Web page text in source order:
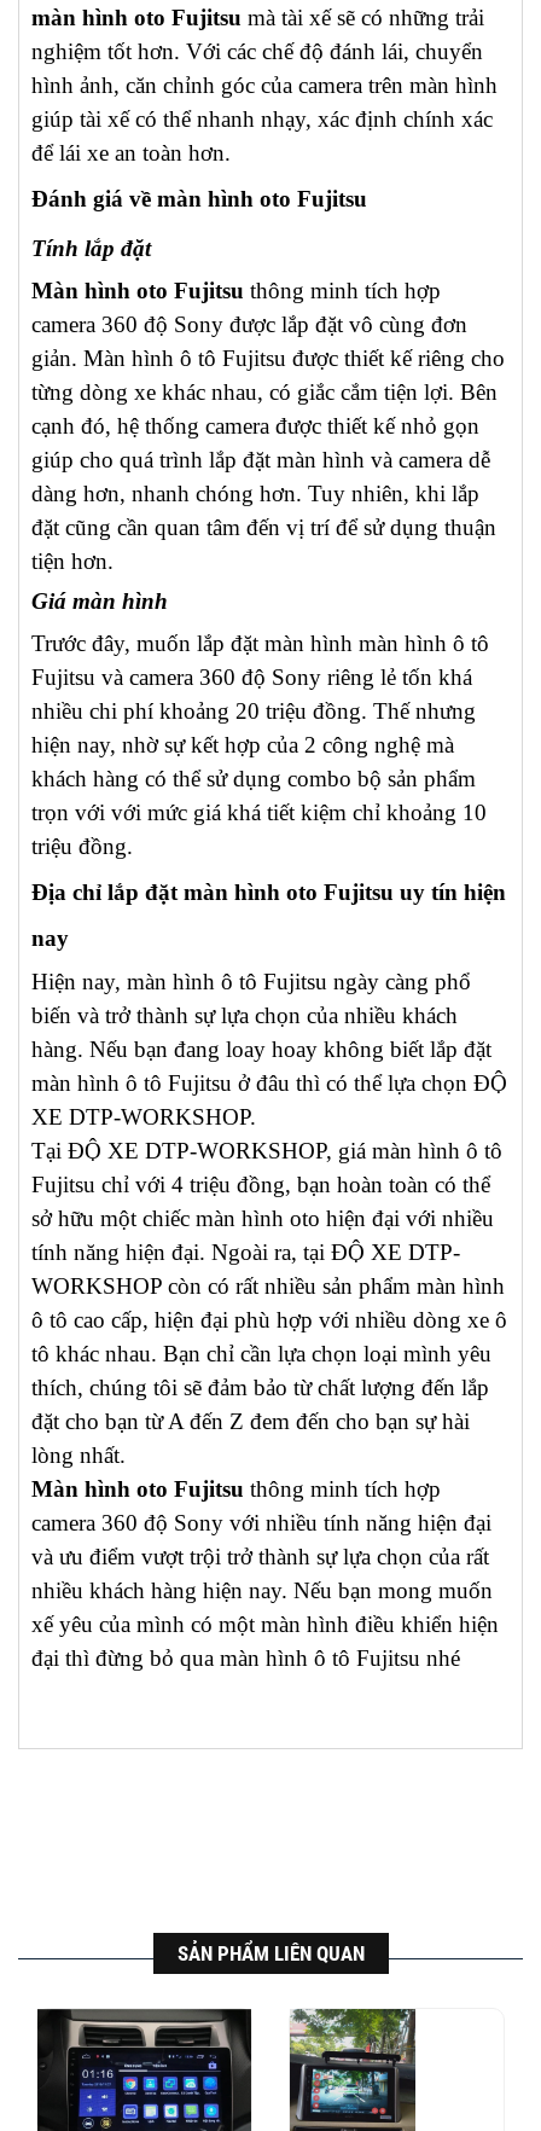
màn hình oto Fujitsu mà tài xế sẽ có những trải
nghiệm tốt hơn. Với các chế độ đánh lái, chuyển
hình ảnh, căn chỉnh góc của camera trên màn hình
giúp tài xế có thể nhanh nhạy, xác định chính xác
để lái xe an toàn hơn.
Đánh giá về màn hình oto Fujitsu
Tính lắp đặt
Màn hình oto Fujitsu thông minh tích hợp
camera 360 độ Sony được lắp đặt vô cùng đơn
giản. Màn hình ô tô Fujitsu được thiết kế riêng cho
từng dòng xe khác nhau, có giắc cắm tiện lợi. Bên
cạnh đó, hệ thống camera được thiết kế nhỏ gọn
giúp cho quá trình lắp đặt màn hình và camera dễ
dàng hơn, nhanh chóng hơn. Tuy nhiên, khi lắp
đặt cũng cần quan tâm đến vị trí để sử dụng thuận
tiện hơn.
Giá màn hình
Trước đây, muốn lắp đặt màn hình màn hình ô tô
Fujitsu và camera 360 độ Sony riêng lẻ tốn khá
nhiều chi phí khoảng 20 triệu đồng. Thế nhưng
hiện nay, nhờ sự kết hợp của 2 công nghệ mà
khách hàng có thể sử dụng combo bộ sản phẩm
trọn với với mức giá khá tiết kiệm chỉ khoảng 10
triệu đồng.
Địa chỉ lắp đặt màn hình oto Fujitsu uy tín hiện
nay
Hiện nay, màn hình ô tô Fujitsu ngày càng phổ
biến và trở thành sự lựa chọn của nhiều khách
hàng. Nếu bạn đang loay hoay không biết lắp đặt
màn hình ô tô Fujitsu ở đâu thì có thể lựa chọn ĐỘ
XE DTP-WORKSHOP.
Tại ĐỘ XE DTP-WORKSHOP, giá màn hình ô tô
Fujitsu chỉ với 4 triệu đồng, bạn hoàn toàn có thể
sở hữu một chiếc màn hình oto hiện đại với nhiều
tính năng hiện đại. Ngoài ra, tại ĐỘ XE DTP-
WORKSHOP còn có rất nhiều sản phẩm màn hình
ô tô cao cấp, hiện đại phù hợp với nhiều dòng xe ô
tô khác nhau. Bạn chỉ cần lựa chọn loại mình yêu
thích, chúng tôi sẽ đảm bảo từ chất lượng đến lắp
đặt cho bạn từ A đến Z đem đến cho bạn sự hài
lòng nhất.
Màn hình oto Fujitsu thông minh tích hợp
camera 360 độ Sony với nhiều tính năng hiện đại
và ưu điểm vượt trội trở thành sự lựa chọn của rất
nhiều khách hàng hiện nay. Nếu bạn mong muốn
xế yêu của mình có một màn hình điều khiển hiện
đại thì đừng bỏ qua màn hình ô tô Fujitsu nhé
SẢN PHẨM LIÊN QUAN